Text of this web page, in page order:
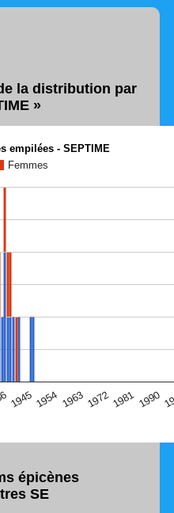
la distribution par
»
empilées - SEPTIME
Femmes
1945 1954 1963 19721981 1990
épicènes
SE